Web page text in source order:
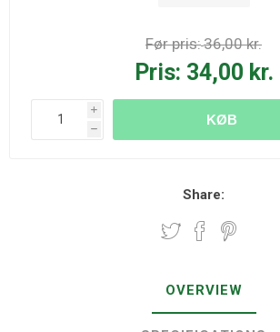
Før pris:36,00 kr.
Pris: 34,00 kr.
i
h
KØB
Share:
OVERVIEW